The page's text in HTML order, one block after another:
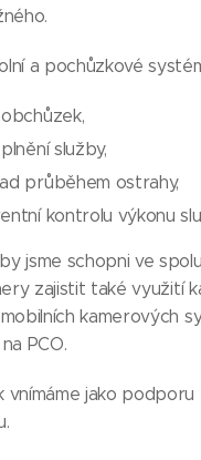
a pochůzkové
služby,
průběhem ostrahy,
kontrolu výkonu
jsme schopni ve
zajistit také využití
kamerových
PCO.
vnímáme jako